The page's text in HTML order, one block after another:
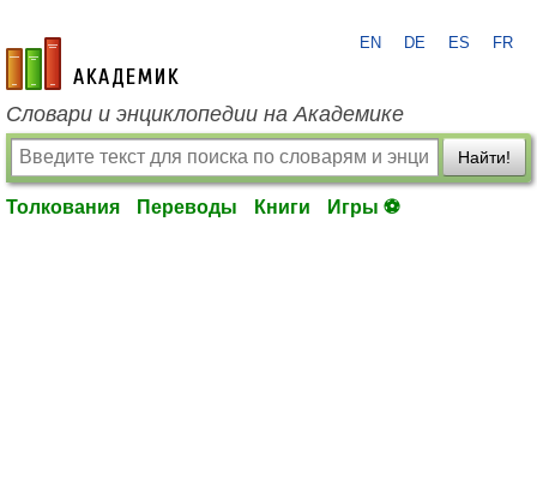
academic.ru
EN DE ES FR
Словари и энциклопедии на Академике
Найти!
Толкования Переводы Книги Игры ⚽